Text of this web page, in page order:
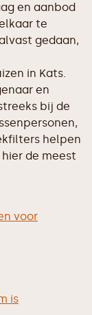
en aanbod
te
gedaan,
in Kats.
en
bij de
helpen
de meest
voor
is